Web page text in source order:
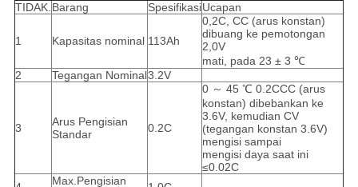
TIDAK.Barang SpesifikasiUcapan
1 Kapasitas nominal 113Ah
0,2C, CC (arus konstan)
dibuang ke pemotongan
2,0V
mati, pada 23 ± 3 ℃
2
Tegangan Nominal3.2V
3
Arus Pengisian
Standar
0.2C
0 ～ 45 ℃ 0.2CCC (arus
konstan) dibebankan ke
3.6V, kemudian CV
(tegangan konstan 3.6V)
mengisi sampai
mengisi daya saat ini
≤0.02C
Max.Pengisian